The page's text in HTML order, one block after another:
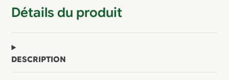
Détails du produit
DESCRIPTION